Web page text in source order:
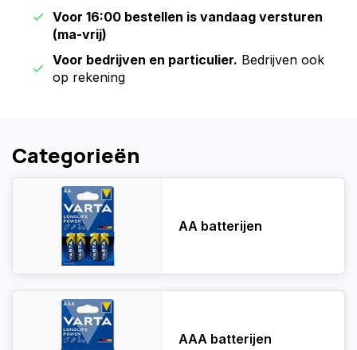
Voor 16:00 bestellen is vandaag versturen
(ma-vrij)
Voor bedrijven en particulier. Bedrijven ook
op rekening
Categorieën
AA batterijen
AAA batterijen